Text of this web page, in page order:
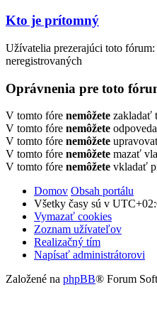
Kto je prítomný
Užívatelia prezerajúci toto
neregistrovaných
Oprávnenia pre toto
V tomto fóre nemôžete zakladať
V tomto fóre nemôžete
V tomto fóre nemôžete
V tomto fóre nemôžete mazať
V tomto fóre nemôžete vkladať
Domov Obsah portálu
Všetky časy sú v
Vymazať cookies
Zoznam užívateľov
Realizačný tím
Napísať administrátorovi
Založené na phpBB® Forum